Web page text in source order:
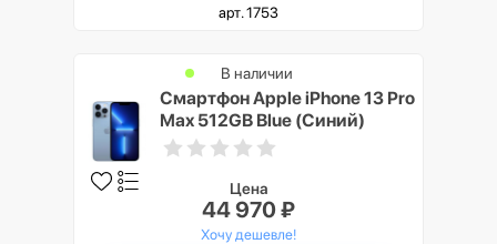
арт. 1753
Смартфон Apple iPhone 13 Pro
Max 512GB Blue (Синий)
В наличии
Цена
44 970 ₽
Хочу дешевле!